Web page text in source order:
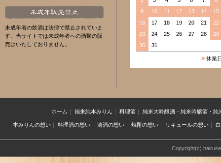
未成年者の飲酒は法律で禁止されていま
す。当サイトでは未成年者への酒類の販
売はいたしておりません。
9
10 11 12 13 14
15
16
17 18 19 20 21
22
23
24 25 26 27 28
29
30
31
■ 休業
ホーム ｜ 福来純本みりん ｜ 料理酒 ｜ 純米大吟醸酒・純米吟醸酒・純
本みりんの想い｜ 料理酒の想い｜ 清酒の想い｜ 焼酎の想い｜ リキュールの想い｜
Copyright(c)